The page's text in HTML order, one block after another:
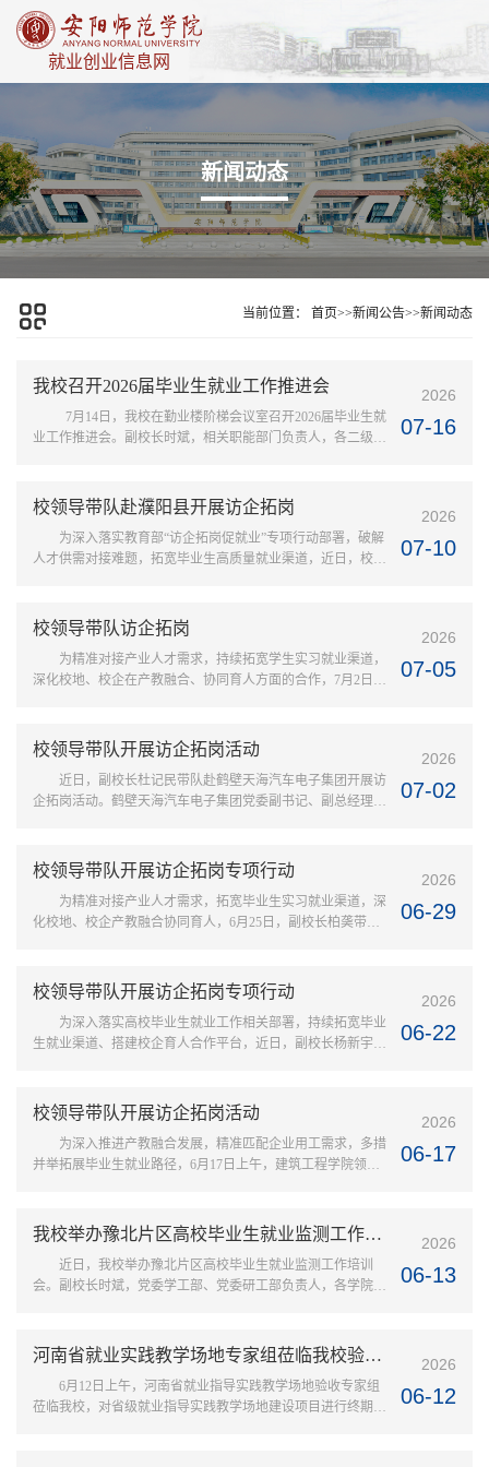
就业创业信息网
新闻动态
当前位置： 首页>>新闻公告>>新闻动态
我校召开2026届毕业生就业工作推进会
7月14日，我校在勤业楼阶梯会议室召开2026届毕业生就
业工作推进会。副校长时斌，相关职能部门负责人，各二级学
强调，当前正值就业攻坚“百日冲刺”关键期，全校上下要全方
识，严守数据真实红线。各部门、各二级学院要强化主体意
识、责任意识、攻坚意识，...
2026
07-16
校领导带队赴濮阳县开展访企拓岗
为深入落实教育部“访企拓岗促就业”专项行动部署，破解
人才供需对接难题，拓宽毕业生高质量就业渠道，近日，校领
同参加。校党委书记孔国庆一行先后实地走访德力西电气、濮
业，走进生产车间，详细了解企业经营状况、产业布局、人才
结构及用工需求；实地调...
2026
07-10
校领导带队访企拓岗
为精准对接产业人才需求，持续拓宽学生实习就业渠道，
深化校地、校企在产教融合、协同育人方面的合作，7月2日，
限公司等企业开展访企拓岗专项行动。在河南中安规划设计有
交流，双方围绕城乡规划、测绘地理信息等专业领域的人才培
养、实习实训基地建设及...
2026
07-05
校领导带队开展访企拓岗活动
近日，副校长杜记民带队赴鹤壁天海汽车电子集团开展访
企拓岗活动。鹤壁天海汽车电子集团党委副书记、副总经理张
点阐述了学科建设、专业发展、师资力量及毕业生培养等方面
团企业文化、发展历程、产业布局及人才需求，期待与我校在
各领域开展深度合作，实...
2026
07-02
校领导带队开展访企拓岗专项行动
为精准对接产业人才需求，拓宽毕业生实习就业渠道，深
化校地、校企产教融合协同育人，6月25日，副校长柏䶮带队
组书记邵忠民、副主席张晓英，安阳市科技馆馆长许纪昌，与
航天 ”“智慧创想 ”五个主题展厅，并在“刘洋教室”开展座谈交
流。在郑...
2026
06-29
校领导带队开展访企拓岗专项行动
为深入落实高校毕业生就业工作相关部署，持续拓宽毕业
生就业渠道、搭建校企育人合作平台，近日，副校长杨新宇带
理念、完备的办学条件、浓厚的校园文化氛围和丰硕的办学成
学师资补充的关键窗口期，希望双方以此次共建合作为契机，
持续深化人才培养、实习...
2026
06-22
校领导带队开展访企拓岗活动
为深入推进产教融合发展，精准匹配企业用工需求，多措
并举拓展毕业生就业路径，6月17日上午，建筑工程学院领导
间，校企双方召开专题座谈会。学院党委书记张玉峰围绕学院
展现状、人才培养定位及育人实施模式。参会企业紧扣钢板仓
行业转型升级发展趋势，围...
2026
06-17
我校举办豫北片区高校毕业生就业监测工作培训会
近日，我校举办豫北片区高校毕业生就业监测工作培训
会。副校长时斌，党委学工部、党委研工部负责人，各学院副
务中心负责人传达了全省就业工作推进会精神。随后，河南省
训。培训围绕就业监测基础指标、去向分类标准、材料审核规
范展开讲解，剖析数据登记常...
2026
06-13
河南省就业实践教学场地专家组莅临我校验收指导
6月12日上午，河南省就业指导实践教学场地验收专家组
莅临我校，对省级就业指导实践教学场地建设项目进行终期验
2026
06-12